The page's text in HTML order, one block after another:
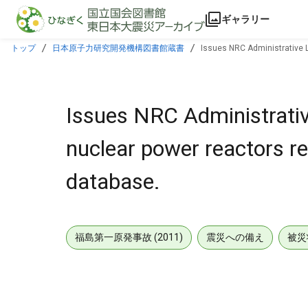
本文に飛ぶ
ギャラリー
トップ 日本原子力研究開発機構図書館蔵書 Issues NRC Administrative
Issues NRC
nuclear power reactors
database.
福島第一原発事故 (2011) 震災への備え 被災